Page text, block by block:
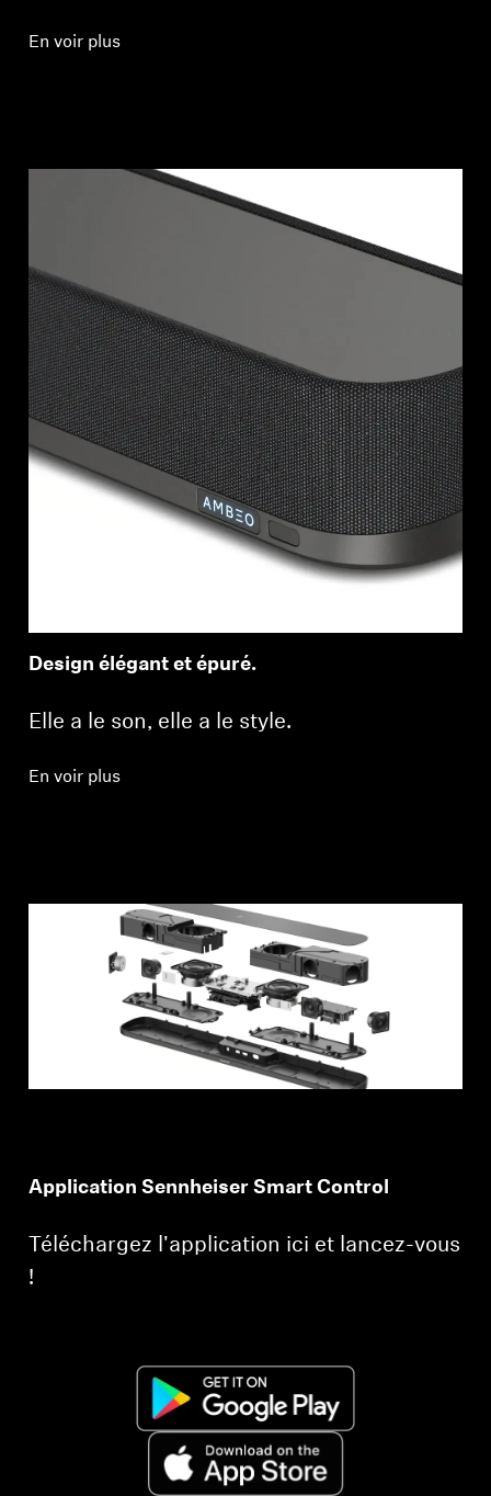
En voir plus
Design élégant et épuré.
Elle a le son, elle a le style.
En voir plus
Application Sennheiser Smart Control
Téléchargez l'application ici et lancez-vous
!